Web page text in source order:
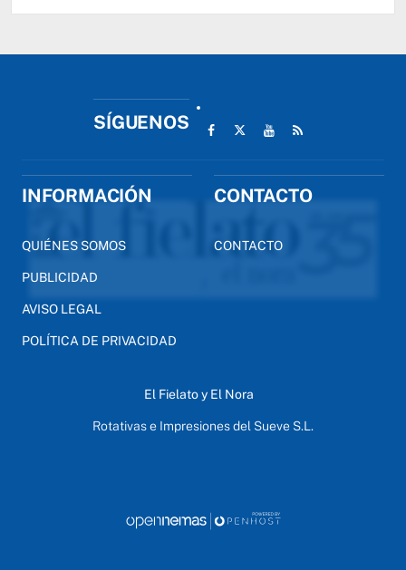
SÍGUENOS
INFORMACIÓN
QUIÉNES SOMOS
PUBLICIDAD
AVISO LEGAL
POLÍTICA DE PRIVACIDAD
CONTACTO
CONTACTO
El Fielato y El Nora
Rotativas e Impresiones del Sueve S.L.